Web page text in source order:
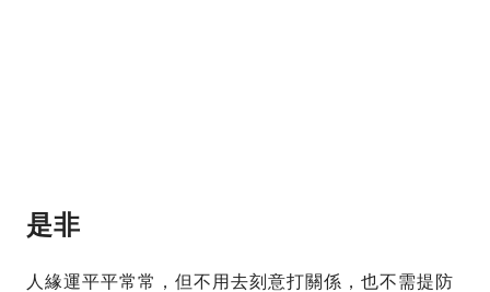
是非
人緣運平平常常，但不用去刻意打關係，也不需提防